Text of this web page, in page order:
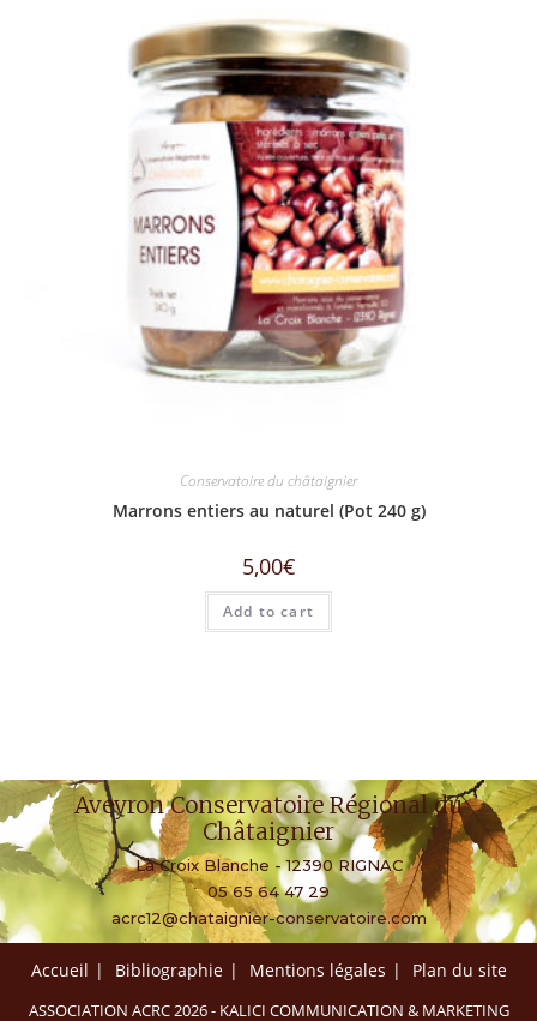
Conservatoire du châtaignier
Marrons entiers au naturel (Pot 240 g)
5,00€
Add to cart
Aveyron Conservatoire Régional du
Châtaignier
La Croix Blanche - 12390 RIGNAC
05 65 64 47 29
acrc12@chataignier-conservatoire.com
Accueil Bibliographie Mentions légales Plan du site
ASSOCIATION ACRC 2026 - KALICI COMMUNICATION & MARKETING